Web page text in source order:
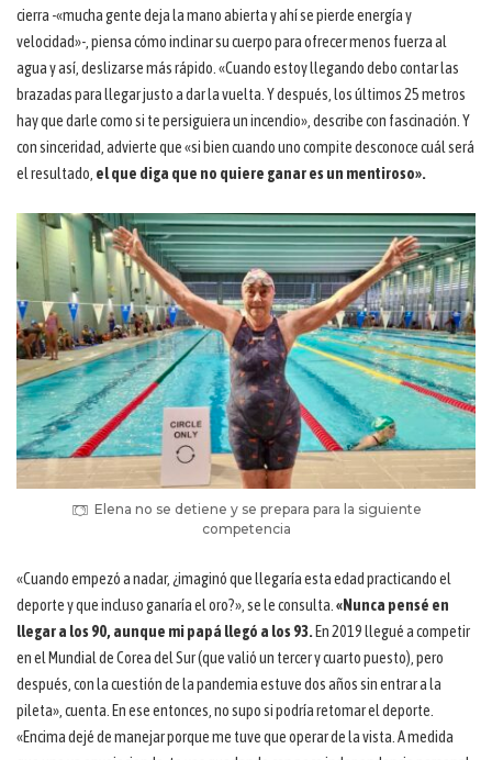
cierra -«mucha gente deja la mano abierta y ahí se pierde energía y
velocidad»-, piensa cómo inclinar su cuerpo para ofrecer menos fuerza al
agua y así, deslizarse más rápido. «Cuando estoy llegando debo contar las
brazadas para llegar justo a dar la vuelta. Y después, los últimos 25 metros
hay que darle como si te persiguiera un incendio», describe con fascinación. Y
con sinceridad, advierte que «si bien cuando uno compite desconoce cuál será
el resultado, el que diga que no quiere ganar es un mentiroso».
Elena no se detiene y se prepara para la siguiente
competencia
«Cuando empezó a nadar, ¿imaginó que llegaría esta edad practicando el
deporte y que incluso ganaría el oro?», se le consulta. «Nunca pensé en
llegar a los 90, aunque mi papá llegó a los 93. En 2019 llegué a competir
en el Mundial de Corea del Sur (que valió un tercer y cuarto puesto), pero
después, con la cuestión de la pandemia estuve dos años sin entrar a la
pileta», cuenta. En ese entonces, no supo si podría retomar el deporte.
«Encima dejé de manejar porque me tuve que operar de la vista. A medida